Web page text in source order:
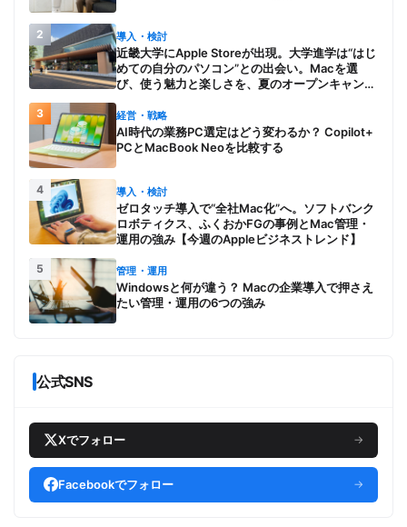
2 導入・検討
近畿大学にApple Storeが出現。大学進学は“はじ
めての自分のパソコン”との出会い。Macを選
び、使う魅力と楽しさを、夏のオープンキャンパ
3 経営・戦略
AI時代の業務PC選定はどう変わるか？ Copilot+
PCとMacBook Neoを比較する
4 導入・検討
ゼロタッチ導入で“全社Mac化”へ。ソフトバンク
ロボティクス、ふくおかFGの事例とMac管理・
運用の強み【今週のAppleビジネストレンド】
5 管理・運用
Windowsと何が違う？ Macの企業導入で押さえ
たい管理・運用の6つの強み
公式SNS
Xでフォロー →
Facebookでフォロー →